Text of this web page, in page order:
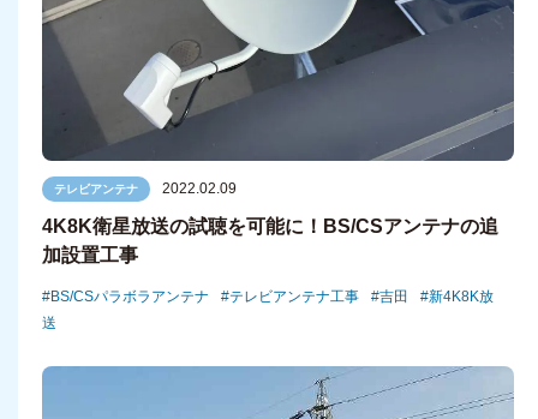
テレビアンテナ 2022.02.09
4K8K衛星放送の試聴を可能に！BS/CSアンテナの追
加設置工事
BS/CSパラボラアンテナ テレビアンテナ工事 吉田
新4K8K放
送